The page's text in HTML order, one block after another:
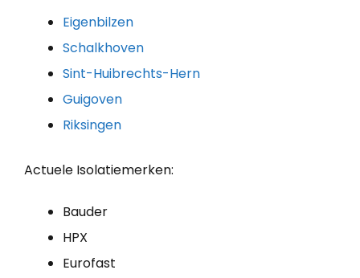
Eigenbilzen
Schalkhoven
Sint-Huibrechts-Hern
Guigoven
Riksingen
Actuele Isolatiemerken:
Bauder
HPX
Eurofast